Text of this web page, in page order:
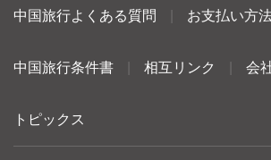
中国旅行よくある質問 お支払い方
中国旅行条件書 相互リンク 会
トピックス